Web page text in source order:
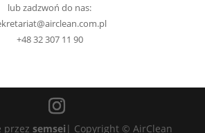
lub zadzwoń do nas:
+48 32 307 11 90
przez semsei | Copyright © AirClean